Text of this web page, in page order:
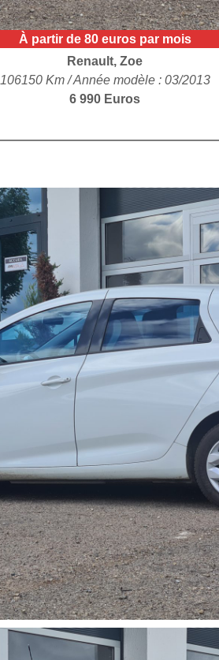
À partir de 80 euros par mois
Renault, Zoe
106150 Km / Année modèle : 03/2013
6 990 Euros